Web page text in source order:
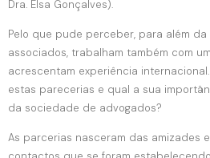
Dra. Elsa Gonçalves).
Pelo que pude perceber, para além da
associados, trabalham também com
acrescentam experiência
estas parecerias e qual a sua
da sociedade de advogados?
As parcerias nasceram das amizades